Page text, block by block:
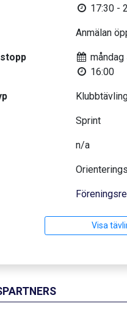
17:30 -
Anmälan
måndag
16:00
Sprint
n/a
Visa